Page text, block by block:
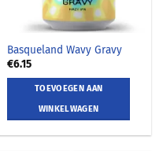
Basqueland Wavy Gravy
€6.15
TOEVOEGEN AAN
WINKELWAGEN